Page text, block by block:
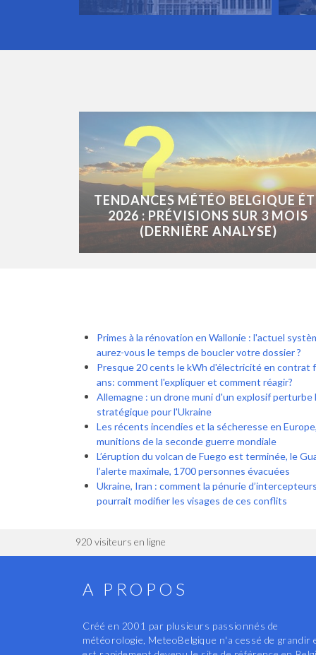
TENDANCES MÉTÉO BELGIQUE
2026 : PRÉVISIONS SUR 3 MOIS
(DERNIÈRE ANALYSE)
Primes à la rénovation en Wallonie : l'actuel
aurez-vous le temps de boucler votre dossier ?
Presque 20 cents le kWh d'électricité en contrat
ans: comment l'expliquer et comment réagir?
Allemagne : un drone muni d'un explosif perturbe
stratégique pour l'Ukraine
Les récents incendies et la sécheresse en
munitions de la seconde guerre mondiale
L’éruption du volcan de Fuego est terminée, le
l’alerte maximale, 1700 personnes évacuées
Ukraine, Iran : comment la pénurie
pourrait modifier les visages de ces conflits
920 visiteurs en ligne
A PROPOS
Créé en 2001 par plusieurs passionnés de
météorologie, MeteoBelgique n'a cessé de grandir